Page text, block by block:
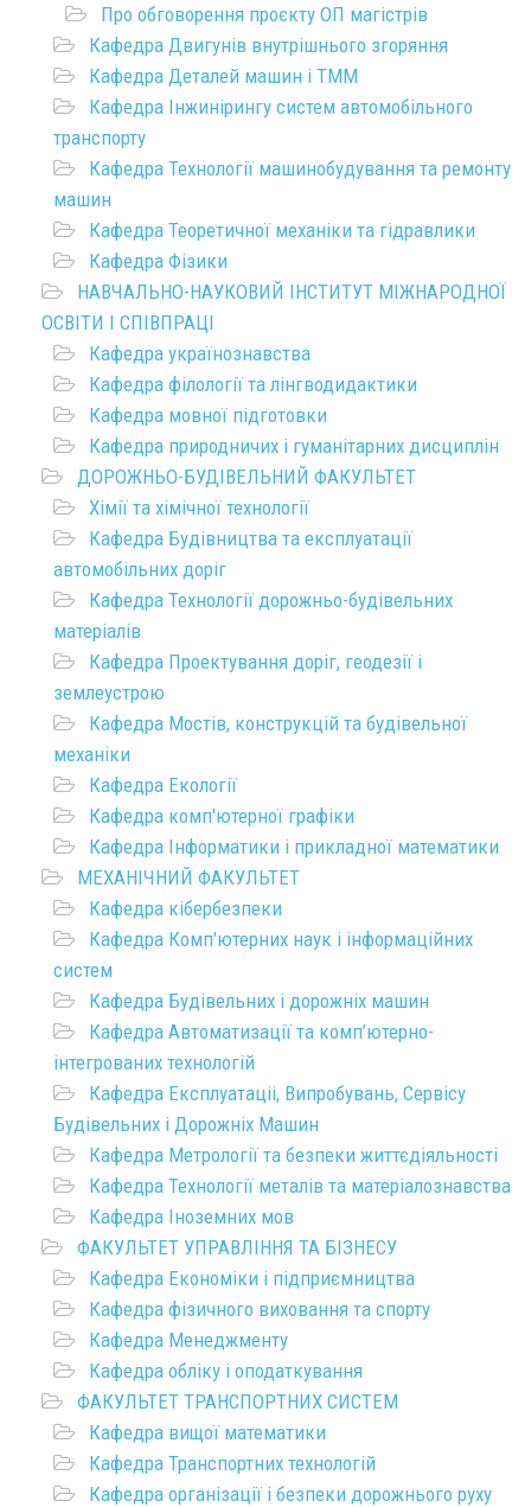
Про обговорення проєкту ОП магістрів
Кафедра Двигунів внутрішнього згоряння
Кафедра Деталей машин і ТММ
Кафедра Інжинірингу систем автомобільного
транспорту
Кафедра Технології машинобудування та ремонту
машин
Кафедра Теоретичної механіки та гідравлики
Кафедра Фізики
НАВЧАЛЬНО-НАУКОВИЙ ІНСТИТУТ МІЖНАРОДНОЇ
ОСВІТИ І СПІВПРАЦІ
Кафедра українознавства
Кафедра філології та лінгводидактики
Кафедра мовної підготовки
Кафедра природничих і гуманітарних дисциплін
ДОРОЖНЬО-БУДІВЕЛЬНИЙ ФАКУЛЬТЕТ
Хімії та хімічної технології
Кафедра Будівництва та експлуатації
автомобільних доріг
Кафедра Технології дорожньо-будівельних
матеріалів
Кафедра Проектування доріг, геодезії і
землеустрою
Кафедра Мостів, конструкцій та будівельної
механіки
Кафедра Екології
Кафедра комп'ютерної графіки
Кафедра Інформатики і прикладної математики
МЕХАНІЧНИЙ ФАКУЛЬТЕТ
Кафедра кібербезпеки
Кафедра Комп'ютерних наук і інформаційних
систем
Кафедра Будівельних і дорожніх машин
Кафедра Автоматизації та комп’ютерно-
інтегрованих технологій
Кафедра Експлуатаціі, Випробувань, Сервісу
Будівельних і Дорожніх Машин
Кафедра Метрології та безпеки життєдіяльності
Кафедра Технології металів та матеріалознавства
Кафедра Іноземних мов
ФАКУЛЬТЕТ УПРАВЛІННЯ ТА БІЗНЕСУ
Кафедра Економіки і підприємництва
Кафедра фізичного виховання та спорту
Кафедра Менеджменту
Кафедра обліку і оподаткування
ФАКУЛЬТЕТ ТРАНСПОРТНИХ СИСТЕМ
Кафедра вищої математики
Кафедра Транспортних технологій
Кафедра організації і безпеки дорожнього руху